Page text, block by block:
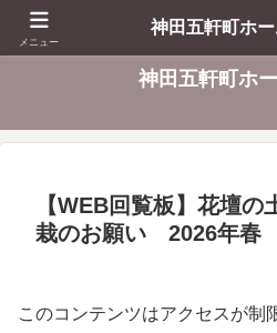
東京都千代
神田五軒町ホ
【WEB回覧板】花壇の
栽のお願い 2026年春
このコンテンツはアクセスが制
メニュー
神田五軒町ホ